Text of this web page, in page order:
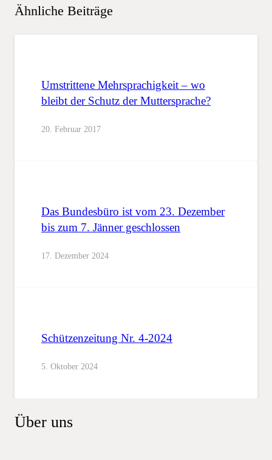
Ähnliche Beiträge
Umstrittene Mehrsprachigkeit – wo
bleibt der Schutz der Muttersprache?
20. Februar 2017
Das Bundesbüro ist vom 23. Dezember
bis zum 7. Jänner geschlossen
17. Dezember 2024
Schützenzeitung Nr. 4-2024
5. Oktober 2024
Über uns